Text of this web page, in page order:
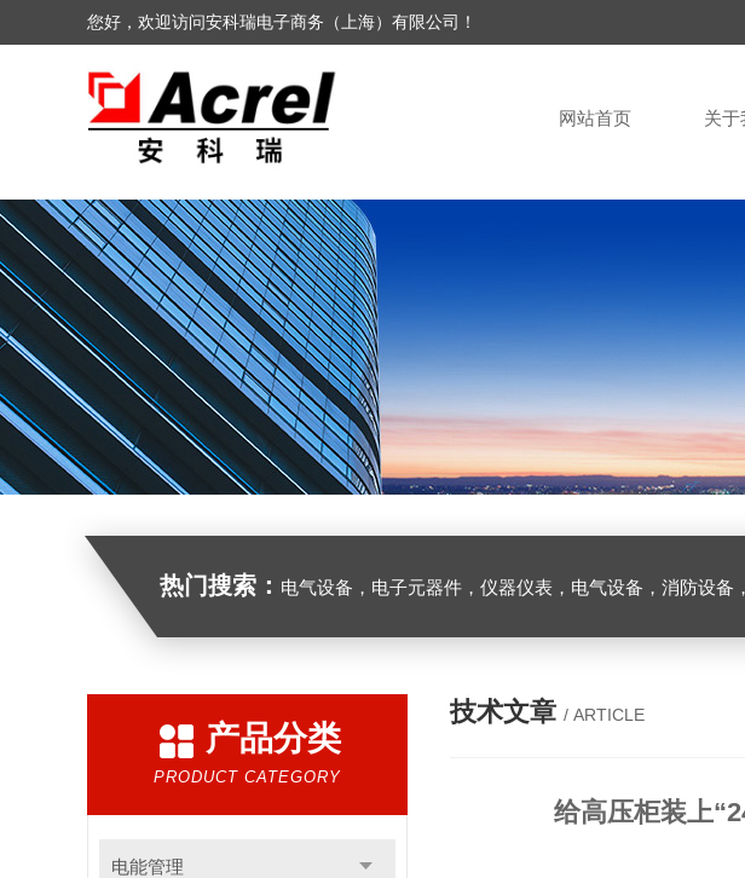
您好，欢迎访问安科瑞电子商务（上海）有限公司！
网站首页 关于
热门搜索： 电气设备，电子元器件，仪器仪表，电气设备，消防设备
产品分类
PRODUCT CATEGORY
电能管理
技术文章 / ARTICLE
给高压柜装上